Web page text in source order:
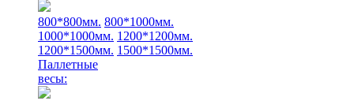
800*800мм. 800*1000мм.
1000*1000мм. 1200*1200мм.
1200*1500мм. 1500*1500мм.
Паллетные
весы: